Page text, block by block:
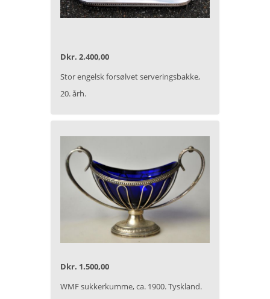
Dkr. 2.400,00
Stor engelsk forsølvet serveringsbakke,
20. årh.
Dkr. 1.500,00
WMF sukkerkumme, ca. 1900. Tyskland.